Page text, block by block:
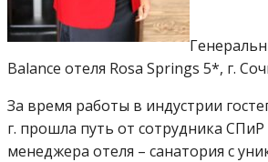
Balance отеля Rosa Springs 5*, г.
За время работы в индустрии
г. прошла путь от сотрудника
менеджера отеля – санатория с